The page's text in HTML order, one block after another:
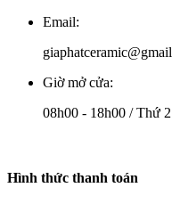
Email:
Giờ mở cửa:
08h00 - 18h00 / Thứ
Hình thức thanh toán